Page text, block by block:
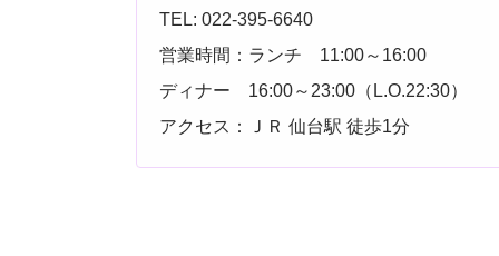
TEL: 022-395-6640
営業時間：ランチ 11:00～16:00
ディナー 16:00～23:00（L.O.22:30）
アクセス：ＪＲ 仙台駅 徒歩1分